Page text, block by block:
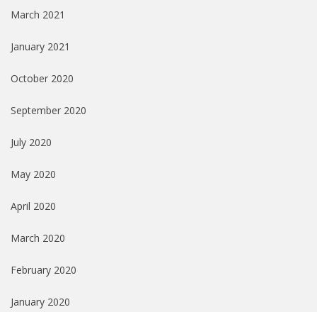
March 2021
January 2021
October 2020
September 2020
July 2020
May 2020
April 2020
March 2020
February 2020
January 2020